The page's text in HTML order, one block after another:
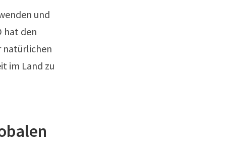
und
hat den
natürlichen
im Land zu